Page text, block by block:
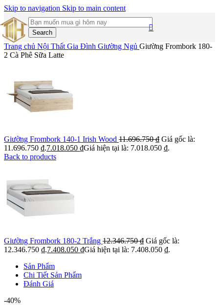
Skip to navigation Skip to main content
Search
Trang chủ Nội Thất Gia Đình Giường Ngủ Giường Frombork 180-
2 Cà Phê Sữa Latte
Giường Frombork 140-1 Irish Wood 11.696.750₫ Giá gốc là:
11.696.750 ₫.7.018.050 ₫Giá hiện tại là: 7.018.050 ₫.
Back to products
Giường Frombork 180-2 Trắng 12.346.750₫ Giá gốc là:
12.346.750 ₫.7.408.050 ₫Giá hiện tại là: 7.408.050 ₫.
Sản Phẩm
Chi Tiết Sản Phẩm
Đánh Giá
-40%